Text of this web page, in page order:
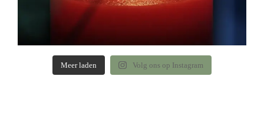
Meer laden Volg ons op Instagram